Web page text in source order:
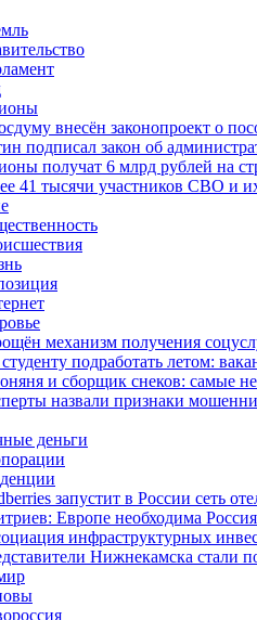
внесён законопроект о
подписал закон об
получат 6 млрд рублей на
41 тысячи участников СВО и
механизм получения
подработать летом:
и сборщик снеков: самые
назвали признаки
деньги
запустит в России сеть
Европе необходима
инфраструктурных
Нижнекамска стали